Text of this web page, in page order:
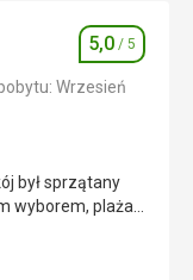
5,0/ 5
Ocena
5,0 / 5
Wrzesień
był sprzątany
wyborem, plaża
był sprzątany